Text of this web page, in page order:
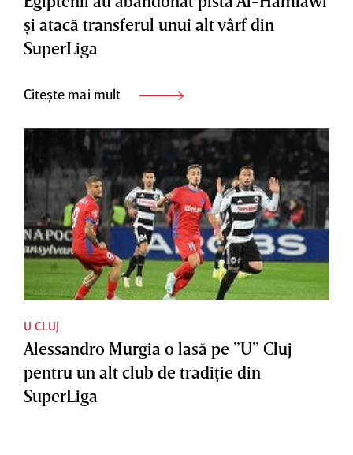
şi atacă transferul unui alt vârf din
SuperLiga
Citește mai mult
U CLUJ
Alessandro Murgia o lasă pe ”U” Cluj
pentru un alt club de tradiţie din
SuperLiga